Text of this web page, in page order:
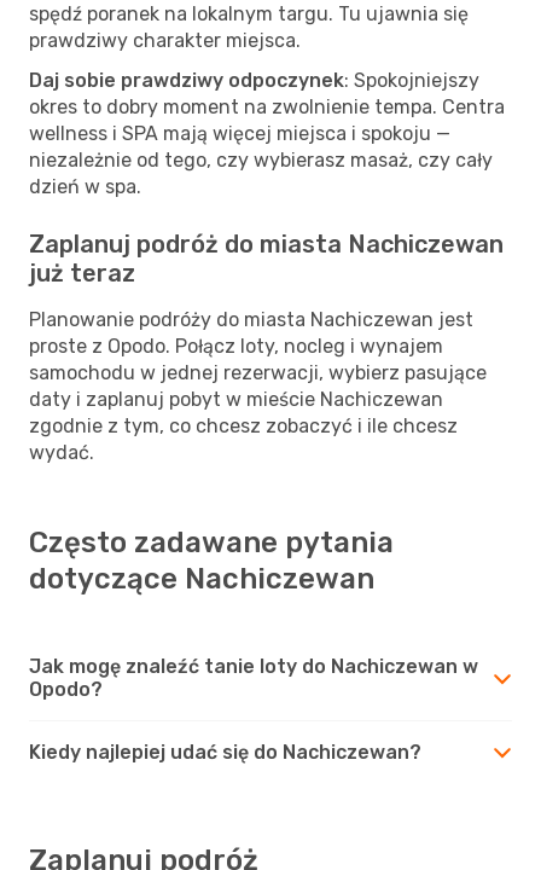
spędź poranek na lokalnym targu. Tu ujawnia się
prawdziwy charakter miejsca.
Daj sobie prawdziwy odpoczynek: Spokojniejszy
okres to dobry moment na zwolnienie tempa. Centra
wellness i SPA mają więcej miejsca i spokoju —
niezależnie od tego, czy wybierasz masaż, czy cały
dzień w spa.
Zaplanuj podróż do miasta Nachiczewan
już teraz
Planowanie podróży do miasta Nachiczewan jest
proste z Opodo. Połącz loty, nocleg i wynajem
samochodu w jednej rezerwacji, wybierz pasujące
daty i zaplanuj pobyt w mieście Nachiczewan
zgodnie z tym, co chcesz zobaczyć i ile chcesz
wydać.
Często zadawane pytania
dotyczące Nachiczewan
Jak mogę znaleźć tanie loty do Nachiczewan w
Opodo?
Kiedy najlepiej udać się do Nachiczewan?
Zaplanuj podróż